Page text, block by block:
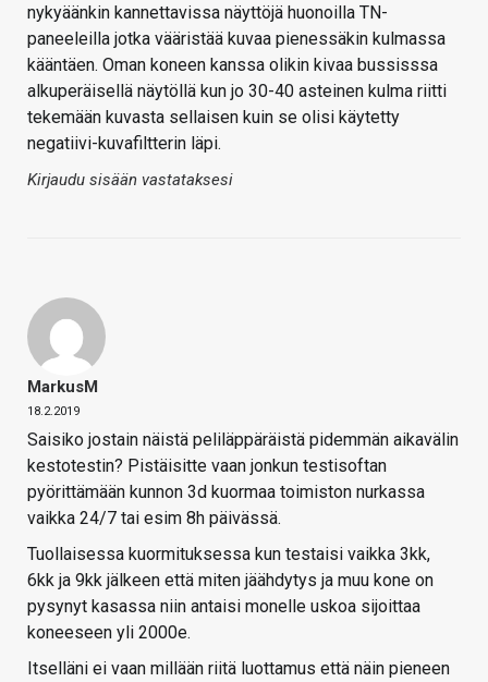
nykyäänkin kannettavissa näyttöjä huonoilla TN-
paneeleilla jotka vääristää kuvaa pienessäkin kulmassa
kääntäen. Oman koneen kanssa olikin kivaa bussisssa
alkuperäisellä näytöllä kun jo 30-40 asteinen kulma riitti
tekemään kuvasta sellaisen kuin se olisi käytetty
negatiivi-kuvafiltterin läpi.
Kirjaudu sisään vastataksesi
MarkusM
18.2.2019
Saisiko jostain näistä peliläppäräistä pidemmän aikavälin
kestotestin? Pistäisitte vaan jonkun testisoftan
pyörittämään kunnon 3d kuormaa toimiston nurkassa
vaikka 24/7 tai esim 8h päivässä.
Tuollaisessa kuormituksessa kun testaisi vaikka 3kk,
6kk ja 9kk jälkeen että miten jäähdytys ja muu kone on
pysynyt kasassa niin antaisi monelle uskoa sijoittaa
koneeseen yli 2000e.
Itselläni ei vaan millään riitä luottamus että näin pieneen